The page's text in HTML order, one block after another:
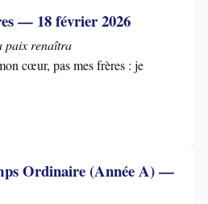
— 18 février 2026
paix renaîtra
cœur, pas mes frères : je
Ordinaire (Année A) —